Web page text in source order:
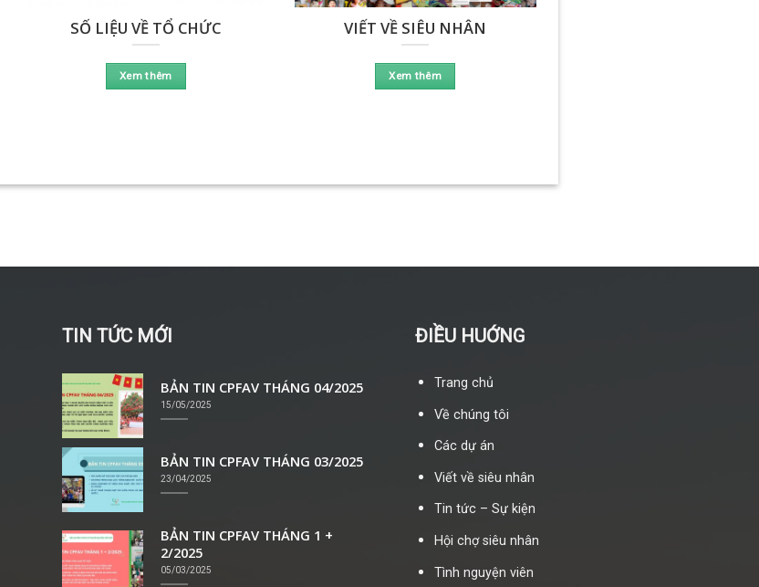
SỐ LIỆU VỀ TỔ CHỨC
Xem thêm
VIẾT VỀ SIÊU NHÂN
Xem thêm
TIN TỨC MỚI
BẢN TIN CPFAV THÁNG 04/2025
15/05/2025
BẢN TIN CPFAV THÁNG 03/2025
23/04/2025
BẢN TIN CPFAV THÁNG 1 +
2/2025
05/03/2025
ĐIỀU HUỚNG
Trang chủ
Về chúng tôi
Các dự án
Viết về siêu nhân
Tin tức – Sự kiện
Hội chợ siêu nhân
Tình nguyện viên